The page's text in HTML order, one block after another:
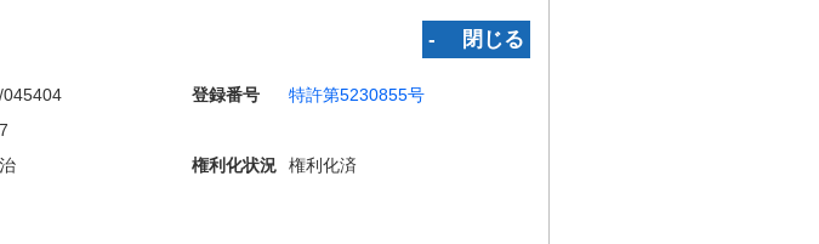
‐ 閉じる
045404 登録番号
特許第5230855号
権利化状況
権利化済